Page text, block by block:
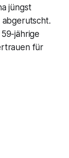
jüngst
abgerutscht.
jährige
für